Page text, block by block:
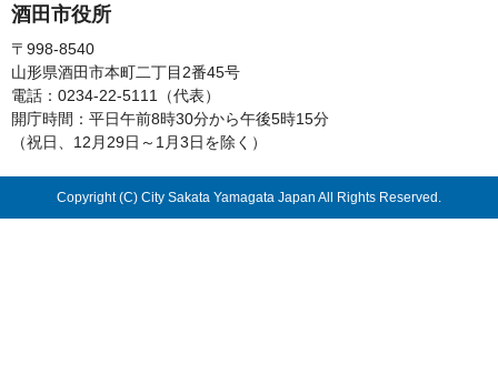
酒田市役所
〒998-8540
山形県酒田市本町二丁目2番45号
電話：0234-22-5111（代表）
開庁時間：平日午前8時30分から午後5時15分
（祝日、12月29日～1月3日を除く）
Copyright (C) City Sakata Yamagata Japan All Rights Reserved.